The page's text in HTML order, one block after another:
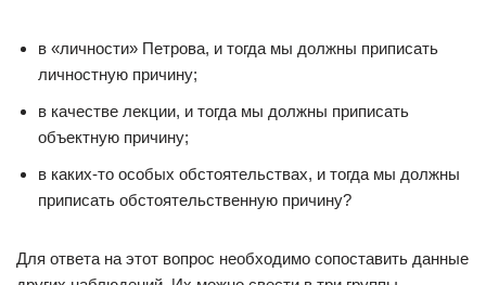
в «личности» Петрова, и тогда мы должны приписать
личностную причину;
в качестве лекции, и тогда мы должны приписать
объектную причину;
в каких-то особых обстоятельствах, и тогда мы должны
приписать обстоятельственную причину?
Для ответа на этот вопрос необходимо сопоставить данные